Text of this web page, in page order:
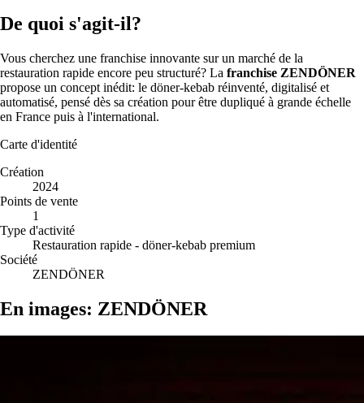
De quoi s'agit-il?
Vous cherchez une franchise innovante sur un marché de la
restauration rapide encore peu structuré? La franchise ZENDÖNER
propose un concept inédit: le döner-kebab réinventé, digitalisé et
automatisé, pensé dès sa création pour être dupliqué à grande échelle
en France puis à l'international.
Carte d'identité
Création
2024
Points de vente
1
Type d'activité
Restauration rapide - döner-kebab premium
Société
ZENDÖNER
En images: ZENDÖNER